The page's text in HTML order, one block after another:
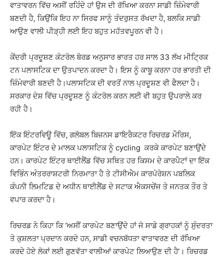
ਵਾਤਾਵਰਨ ਵਿੱਚ ਅਸੀਂ ਰਹਿੰਦੇ ਹਾਂ ਉਸ ਦੀ ਰੱਖਿਆ ਕਰਨਾ ਸਾਡੀ ਜ਼ਿੰਮੇਵਾਰੀ
ਬਣਦੀ ਹੈ, ਕਿਉਂਕਿ ਇਹ ਨਾ ਸਿਰਫ ਸਾਨੂੰ ਤੰਦਰੁਸਤ ਰੱਖਦਾ ਹੈ, ਬਲਕਿ ਸਾਡੀ
ਆਉਣ ਵਾਲੀ ਪੀੜ੍ਹੀ ਲਈ ਇਹ ਬਹੁਤ ਮਹੱਤਵਪੂਰਨ ਵੀ ਹੈ।
ਕੇਂਦਰੀ ਪ੍ਰਦੂਸ਼ਣ ਕੰਟਰੋਲ ਬੋਰਡ ਅਨੁਸਾਰ ਭਾਰਤ ਹਰ ਸਾਲ 33 ਲੱਖ ਮੀਟ੍ਰਿਕ
ਟਨ ਪਲਾਸਟਿਕ ਦਾ ਉਤਪਾਦਨ ਕਰਦਾ ਹੈ। ਇਸ ਨੂੰ ਕਾਬੂ ਕਰਨਾ ਹਰ ਭਾਰਤੀ ਦੀ
ਜ਼ਿੰਮੇਵਾਰੀ ਬਣਦੀ ਹੈ।ਪਲਾਸਟਿਕ ਦੀ ਵਰਤੋਂ ਨਾਲ ਪ੍ਰਦੂਸ਼ਣ ਵੀ ਫੈਲਦਾ ਹੈ।
ਸਰਕਾਰ ਦੇਸ਼ ਵਿੱਚ ਪ੍ਰਦੂਸ਼ਣ ਨੂੰ ਕੰਟਰੋਲ ਕਰਨ ਲਈ ਵੀ ਬਹੁਤ ਉਪਰਾਲੇ ਕਰ
ਰਹੀ ਹੈ।
ਇੱਕ ਇੰਟਰਵਿਊ ਵਿੱਚ, ਗਲੋਬਲ ਬਿਜ਼ਨਸ ਡਾਇਰੈਕਟਰ ਰਿਚਰਡ ਮੌਰਿਸ,
ਕਾਰਪੇਟ ਇੰਟਰ ਦੇ ਮਾਲਕ ਪਲਾਸਟਿਕ ਨੂੰ cycling ਕਰਕੇ ਕਾਰਪੇਟ ਬਣਾਉਂਦੇ
ਹਨ। ਕਾਰਪੇਟ ਇੰਟਰ ਥਾਈਲੈਂਡ ਵਿੱਚ ਸਥਿਤ ਹਰ ਕਿਸਮ ਦੇ ਕਾਰਪੈਟਾਂ ਦਾ ਇੱਕ
ਵਿਭਿੰਨ ਅੰਤਰਰਾਸ਼ਟਰੀ ਨਿਰਮਾਤਾ ਹੈ ਤੇ ਟੀਸੀਐਮ ਕਾਰਪੋਰੇਸ਼ਨ ਪਬਲਿਕ
ਕੰਪਨੀ ਲਿਮਟਿਡ ਦੇ ਅਧੀਨ ਥਾਈਲੈਂਡ ਦੇ ਸਟਾਕ ਐਕਸਚੇਂਜ ਤੇ ਜਨਤਕ ਤੌਰ ਤੇ
ਵਪਾਰ ਕਰਦਾ ਹੈ।
ਰਿਚਰਡ ਨੇ ਕਿਹਾ ਕਿ ‘ਅਸੀਂ ਕਾਰਪੇਟ ਬਣਾਉਂਦੇ ਹਾਂ ਜੋ ਸਾਡੇ ਗ੍ਰਾਹਕਾਂ ਨੂੰ ਸੁੰਦਰਤਾ
ਤੇ ਕੁਸ਼ਲਤਾ ਪ੍ਰਦਾਨ ਕਰਦੇ ਹਨ, ਸਾਡੀ ਵਚਨਬੱਧਤਾ ਵਾਤਾਵਰਣ ਦੀ ਰੱਖਿਆ
ਕਰਦੇ ਹੋਏ ਲੋਕਾਂ ਲਈ ਗੁਣਵੱਤਾ ਵਾਲੀਆਂ ਕਾਰਪੇਟ ਲਿਆਉਣ ਦੀ ਹੈ’। ਰਿਚਰਡ